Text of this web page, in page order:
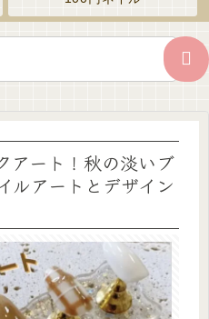
アート！秋の淡いブ
ルアートとデザイン